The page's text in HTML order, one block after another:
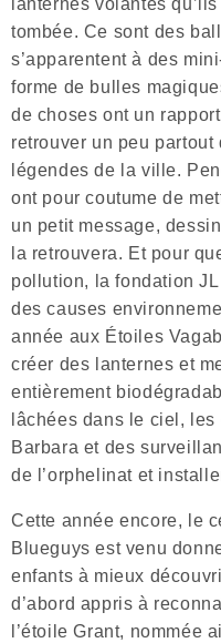
lanternes volantes
tombée. Ce sont des
s’apparentent à des
forme de bulles
de choses ont un
retrouver un peu
légendes de la ville.
ont pour coutume de
un petit message,
la retrouvera. Et pour
pollution, la fondation
des causes
année aux Étoiles
créer des lanternes et
entièrement
lâchées dans le ciel,
Barbara et des
de l’orphelinat et
Cette année encore, le
Blueguys est venu
enfants à mieux
d’abord appris à
l’étoile Grant, nommée